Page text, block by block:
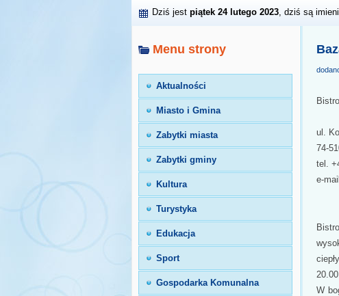
Dziś jest piątek 24 lutego 2023, dziś są
Menu strony
Aktualności
Miasto i Gmina
Zabytki miasta
Zabytki gminy
Kultura
Turystyka
Edukacja
Sport
Gospodarka Komunalna
ul.
74-
tel.
e-
W